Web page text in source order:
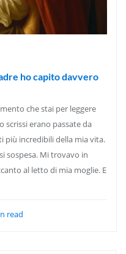
ho capito davvero
che stai per leggere
scrissi erano passate da
più incredibili della mia vita.
sospesa. Mi trovavo in
al letto di mia moglie. E
read